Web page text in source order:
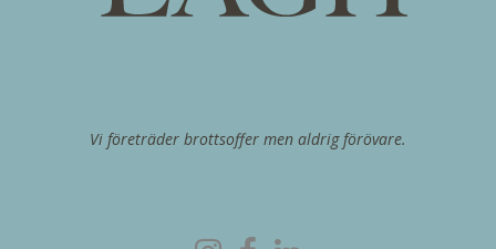
Vi företräder brottsoffer men aldrig förövare.